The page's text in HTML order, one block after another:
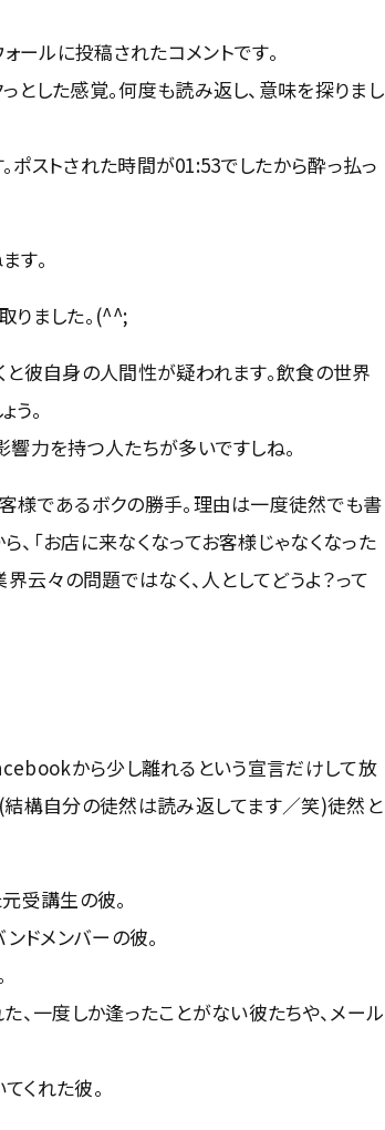
ールに投稿されたコメントです。
とした感覚。何度も読み返し、意味を探りまし
ストされた時間が01:53でしたから酔っ払っ
す。
りました。(^^;
と彼自身の人間性が疑われます。飲食の世界
。
響力を持つ人たちが多いですしね。
様であるボクの勝手。理由は一度徒然でも書
「お店に来なくなってお客様じゃなくなった
云々の問題ではなく、人としてどうよ？って
から少し離れるという宣言だけして放
結構自分の徒然は読み返してます／笑)徒然と
受講生の彼。
ドメンバーの彼。
、一度しか逢ったことがない彼たちや、メール
くれた彼。
ム
サイト完全ガイド
実績
概要